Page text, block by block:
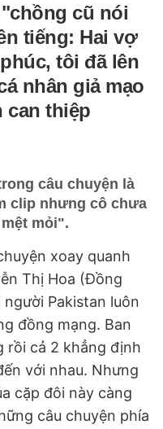
cũ nói
tiếng: Hai vợ
tôi đã lên
nhân giả mạo
can thiệp
câu chuyện là
clip nhưng cô chưa
mỏi".
xoay quanh
Thị Hoa (Đồng
Pakistan luôn
đồng mạng. Ban
rồi cả 2 khẳng định
với nhau. Nhưng
cặp đôi này càng
câu chuyện phía